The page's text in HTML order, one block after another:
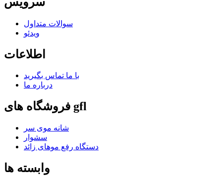
سوالات متداول
ویدئو
اطلاعات
با ما تماس بگیرید
درباره ما
فروشگاه های gfl
شانه موی سر
سشوار
دستگاه رفع موهای زائد
وابسته ها